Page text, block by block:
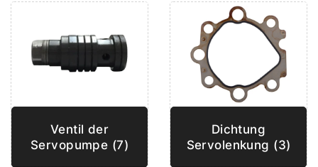
Ventil der
Servopumpe (7)
Dichtung
Servolenkung (3)